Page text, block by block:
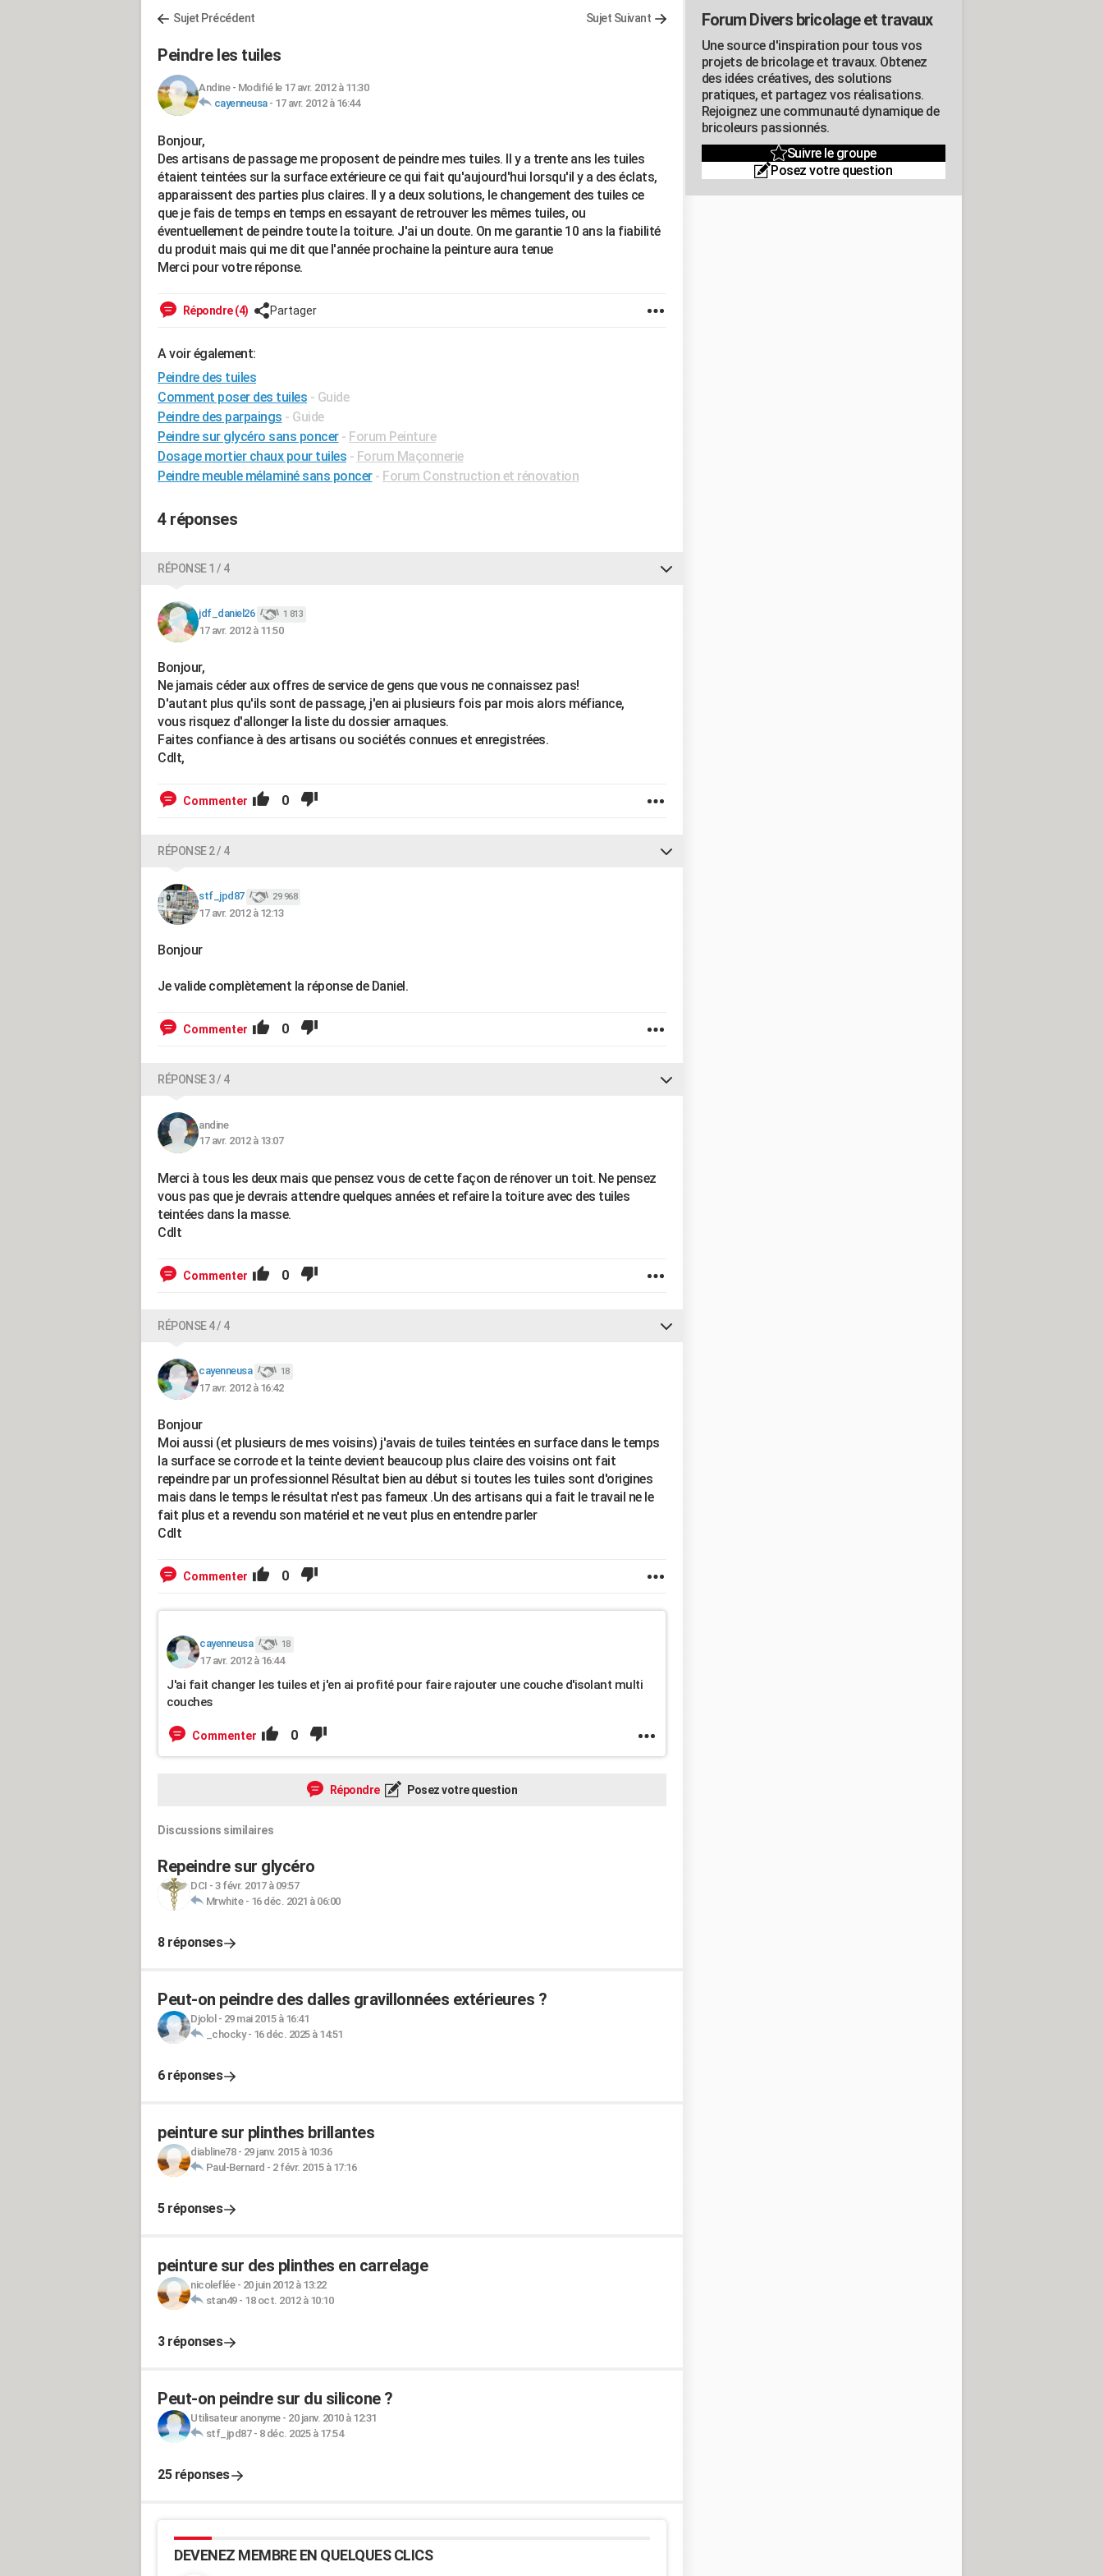
Sujet Précédent Sujet Suivant
Peindre les tuiles
Andine- Modifié le 17 avr. 2012 à 11:30
cayenneusa- 17 avr. 2012 à 16:44
Bonjour,
Des artisans de passage me proposent de peindre mes tuiles. Il y a trente ans les tuiles
étaient teintées sur la surface extérieure ce qui fait qu'aujourd'hui lorsqu'il y a des éclats,
apparaissent des parties plus claires. Il y a deux solutions, le changement des tuiles ce
que je fais de temps en temps en essayant de retrouver les mêmes tuiles, ou
éventuellement de peindre toute la toiture. J'ai un doute. On me garantie 10 ans la fiabilité
du produit mais qui me dit que l'année prochaine la peinture aura tenue
Merci pour votre réponse.
Répondre (4) Partager
A voir également:
Peindre des tuiles
Comment poser des tuiles - Guide
Peindre des parpaings - Guide
Peindre sur glycéro sans poncer - Forum Peinture
Dosage mortier chaux pour tuiles - Forum Maçonnerie
Peindre meuble mélaminé sans poncer - Forum Construction et rénovation
4 réponses
RÉPONSE 1 / 4
jdf_daniel26 1 813
17 avr. 2012 à 11:50
Bonjour,
Ne jamais céder aux offres de service de gens que vous ne connaissez pas!
D'autant plus qu'ils sont de passage, j'en ai plusieurs fois par mois alors méfiance,
vous risquez d'allonger la liste du dossier arnaques.
Faites confiance à des artisans ou sociétés connues et enregistrées.
Cdlt,
Commenter 0
RÉPONSE 2 / 4
stf_jpd87 29 968
17 avr. 2012 à 12:13
Bonjour
Je valide complètement la réponse de Daniel.
Commenter 0
RÉPONSE 3 / 4
andine
17 avr. 2012 à 13:07
Merci à tous les deux mais que pensez vous de cette façon de rénover un toit. Ne pensez
vous pas que je devrais attendre quelques années et refaire la toiture avec des tuiles
teintées dans la masse.
Cdlt
Commenter 0
RÉPONSE 4 / 4
cayenneusa 18
17 avr. 2012 à 16:42
Bonjour
Moi aussi (et plusieurs de mes voisins) j'avais de tuiles teintées en surface dans le temps
la surface se corrode et la teinte devient beaucoup plus claire des voisins ont fait
repeindre par un professionnel Résultat bien au début si toutes les tuiles sont d'origines
mais dans le temps le résultat n'est pas fameux .Un des artisans qui a fait le travail ne le
fait plus et a revendu son matériel et ne veut plus en entendre parler
Cdlt
Commenter 0
cayenneusa 18
17 avr. 2012 à 16:44
J'ai fait changer les tuiles et j'en ai profité pour faire rajouter une couche d'isolant multi
couches
Commenter 0
Répondre Posez votre question
Discussions similaires
Repeindre sur glycéro
DCI - 3 févr. 2017 à 09:57
Mrwhite- 16 déc. 2021 à 06:00
8 réponses
Peut-on peindre des dalles gravillonnées extérieures ?
Djolol - 29 mai 2015 à 16:41
_chocky- 16 déc. 2025 à 14:51
6 réponses
peinture sur plinthes brillantes
diabline78- 29 janv. 2015 à 10:36
Paul-Bernard - 2 févr. 2015 à 17:16
5 réponses
peinture sur des plinthes en carrelage
nicoleflée- 20 juin 2012 à 13:22
stan49- 18 oct. 2012 à 10:10
3 réponses
Peut-on peindre sur du silicone ?
Utilisateur anonyme- 20 janv. 2010 à 12:31
stf_jpd87- 8 déc. 2025 à 17:54
25 réponses
DEVENEZ MEMBRE EN QUELQUES CLICS
Forum Divers bricolage et travaux
Une source d'inspiration pour tous vos
projets de bricolage et travaux. Obtenez
des idées créatives, des solutions
pratiques, et partagez vos réalisations.
Rejoignez une communauté dynamique de
bricoleurs passionnés.
Suivre le groupe
Posez votre question